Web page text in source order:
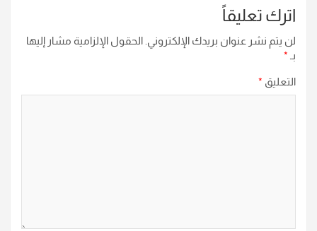
اترك تعليقاً
لن يتم نشر عنوان بريدك الإلكتروني. الحقول الإلزامية مشار إليها
بـ *
التعليق *